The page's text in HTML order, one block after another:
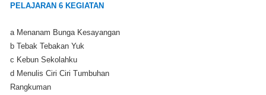
PELAJARAN 6 KEGIATAN
a Menanam Bunga Kesayangan
b Tebak Tebakan Yuk
c Kebun Sekolahku
d Menulis Ciri Ciri Tumbuhan
Rangkuman